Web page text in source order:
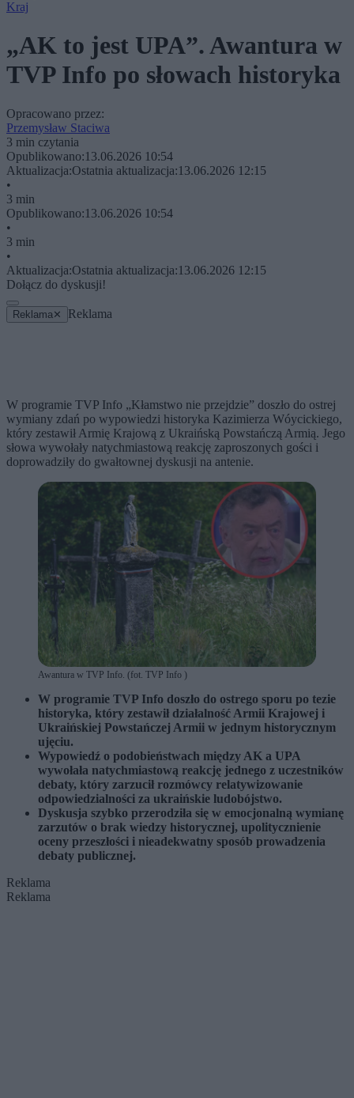
Kraj
„AK to jest UPA”. Awantura w
TVP Info po słowach historyka
Opracowano przez:
Przemysław Staciwa
3 min czytania
Opublikowano:13.06.2026 10:54
Aktualizacja:Ostatnia aktualizacja:13.06.2026 12:15
•
3 min
Opublikowano:13.06.2026 10:54
•
3 min
•
Aktualizacja:Ostatnia aktualizacja:13.06.2026 12:15
Dołącz do dyskusji!
Reklama ✕ Reklama
W programie TVP Info „Kłamstwo nie przejdzie” doszło do ostrej
wymiany zdań po wypowiedzi historyka Kazimierza Wóycickiego,
który zestawił Armię Krajową z Ukraińską Powstańczą Armią. Jego
słowa wywołały natychmiastową reakcję zaproszonych gości i
doprowadziły do gwałtownej dyskusji na antenie.
Awantura w TVP Info. (fot. TVP Info )
W programie TVP Info doszło do ostrego sporu po tezie
historyka, który zestawił działalność Armii Krajowej i
Ukraińskiej Powstańczej Armii w jednym historycznym
ujęciu.
Wypowiedź o podobieństwach między AK a UPA
wywołała natychmiastową reakcję jednego z uczestników
debaty, który zarzucił rozmówcy relatywizowanie
odpowiedzialności za ukraińskie ludobójstwo.
Dyskusja szybko przerodziła się w emocjonalną wymianę
zarzutów o brak wiedzy historycznej, upolitycznienie
oceny przeszłości i nieadekwatny sposób prowadzenia
debaty publicznej.
Reklama
Reklama